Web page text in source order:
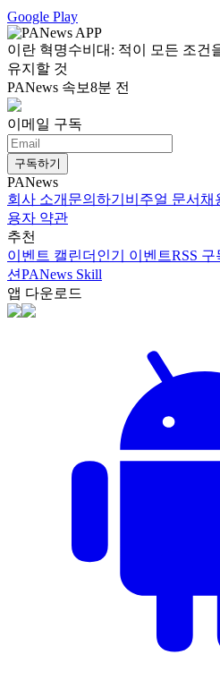
Google Play
이란 혁명수비대: 적이 모든 조건
유지할 것
PANews 속보8분 전
이메일 구독
구독하기
PANews
회사 소개 문의하기 비주얼 문서 채
용자 약관
추천
이벤트 캘린더 인기 이벤트RSS 구
션PANews Skill
앱 다운로드